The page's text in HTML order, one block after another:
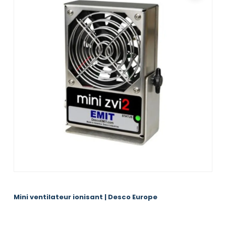
Mini ventilateur ionisant | Desco Europe